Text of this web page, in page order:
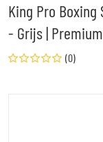
King Pro Boxing
- Grijs |
(0)